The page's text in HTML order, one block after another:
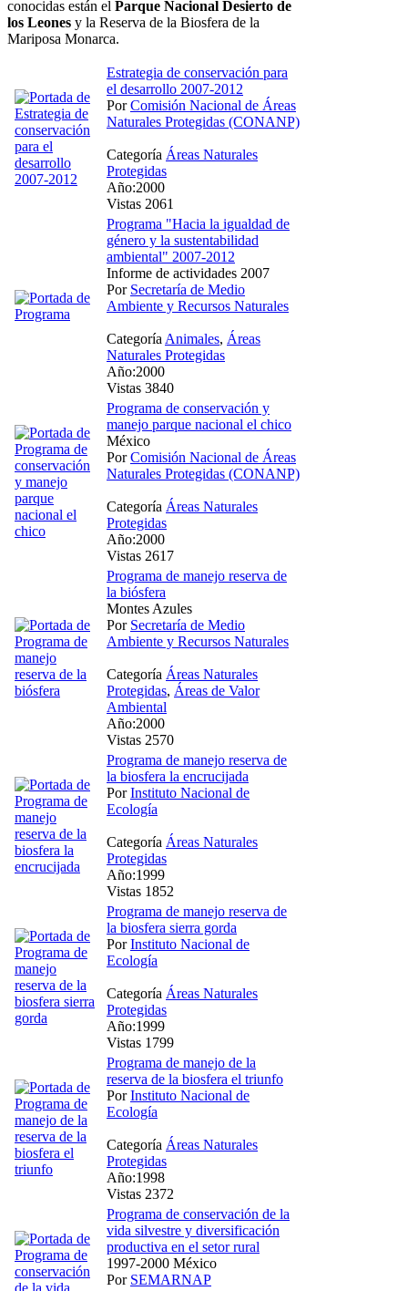
conocidas están el Parque Nacional Desierto de
los Leones y la Reserva de la Biosfera de la
Mariposa Monarca.
Estrategia de conservación para
el desarrollo 2007-2012
PorComisión Nacional de Áreas
Naturales Protegidas (CONANP)
Categoría Áreas Naturales
Protegidas
Año:2000
Vistas 2061
Programa "Hacia la igualdad de
género y la sustentabilidad
ambiental" 2007-2012
Informe de actividades 2007
Por Secretaría de Medio
Ambiente y Recursos Naturales
Categoría Animales, Áreas
Naturales Protegidas
Año:2000
Vistas 3840
Programa de conservación y
manejo parque nacional el chico
México
PorComisión Nacional de Áreas
Naturales Protegidas (CONANP)
Categoría Áreas Naturales
Protegidas
Año:2000
Vistas 2617
Programa de manejo reserva de
la biósfera
Montes Azules
Por Secretaría de Medio
Ambiente y Recursos Naturales
Categoría Áreas Naturales
Protegidas, Áreas de Valor
Ambiental
Año:2000
Vistas 2570
Programa de manejo reserva de
la biosfera la encrucijada
PorInstituto Nacional de
Ecología
Categoría Áreas Naturales
Protegidas
Año:1999
Vistas 1852
Programa de manejo reserva de
la biosfera sierra gorda
PorInstituto Nacional de
Ecología
Categoría Áreas Naturales
Protegidas
Año:1999
Vistas 1799
Programa de manejo de la
reserva de la biosfera el triunfo
PorInstituto Nacional de
Ecología
Categoría Áreas Naturales
Protegidas
Año:1998
Vistas 2372
Programa de conservación de la
vida silvestre y diversificación
productiva en el setor rural
1997-2000 México
Por SEMARNAP